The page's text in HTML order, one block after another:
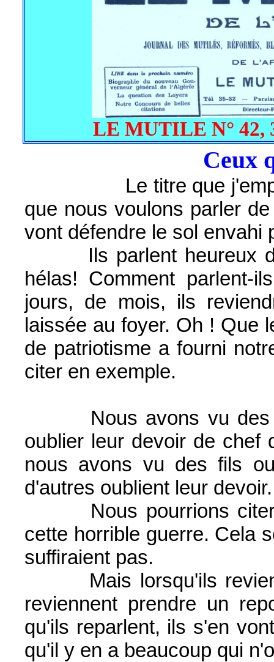
LE MUTILE N° 42,
Ceux
Le titre que
que nous voulons parler
vont défendre le sol envahi
Ils parlent heureux
hélas! Comment parlent-
jours, de mois, ils
laissée au foyer. Oh ! Que
de patriotisme a fourni
citer en exemple.
Nous avons vu des
oublier leur devoir de chef
nous avons vu des fils
d'autres oublient leur devoir.
Nous pourrions citer
cette horrible guerre. Cela
suffiraient pas.
Mais lorsqu'ils
reviennent prendre un
qu'ils reparlent, ils s'en
qu'il y en a beaucoup qui